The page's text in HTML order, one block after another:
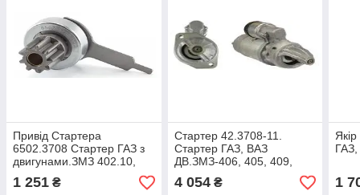
Привід Стартера
6502.3708 Стартер ГАЗ з
двигунами.ЗМЗ 402.10,
-4021.10 (редукторний)
(БАТЕ)
1 251 ₴
Стартер 42.3708-11.
Стартер ГАЗ, ВАЗ
ДВ.ЗМЗ-406, 405, 409,
40524 12В 1.75кВт
4 054₴ 1